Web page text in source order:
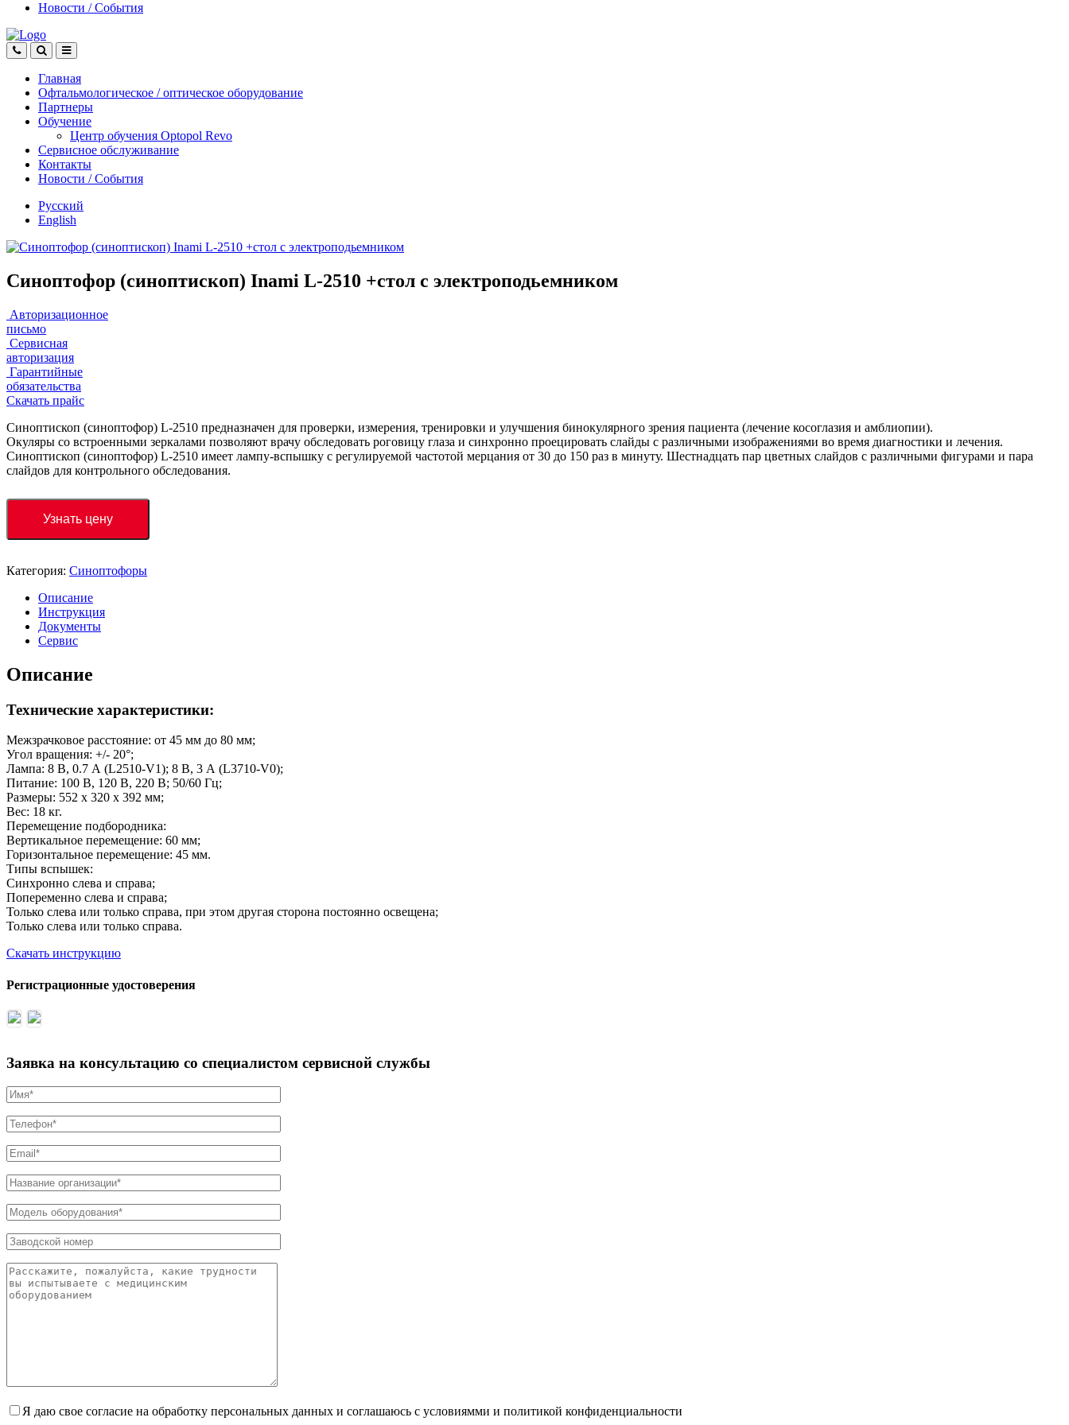
Новости / События
Главная
Офтальмологическое / оптическое оборудование
Партнеры
Обучение
Центр обучения Оptopol Revo
Сервисное обслуживание
Контакты
Новости / События
Русский
English
Синоптофор (синоптископ) Inami L-2510 +стол с электроподьемником
Авторизационное
письмо
Сервисная
авторизация
Гарантийные
обязательства
Скачать прайс
Синоптископ (синоптофор) L-2510 предназначен для проверки, измерения, тренировки и улучшения бинокулярного зрения пациента (лечение косоглазия и амблиопии).
Окуляры со встроенными зеркалами позволяют врачу обследовать роговицу глаза и синхронно проецировать слайды с различными изображениями во время диагностики и лечения.
Синоптископ (синоптофор) L-2510 имеет лампу-вспышку с регулируемой частотой мерцания от 30 до 150 раз в минуту. Шестнадцать пар цветных слайдов с различными фигурами и пара
слайдов для контрольного обследования.
Узнать цену
Категория: Синоптофоры
Описание
Инструкция
Документы
Сервис
Описание
Технические характеристики:
Межзрачковое расстояние: от 45 мм до 80 мм;
Угол вращения: +/- 20°;
Лампа: 8 В, 0.7 А (L2510-V1); 8 В, 3 А (L3710-V0);
Питание: 100 В, 120 В, 220 В; 50/60 Гц;
Размеры: 552 х 320 х 392 мм;
Вес: 18 кг.
Перемещение подбородника:
Вертикальное перемещение: 60 мм;
Горизонтальное перемещение: 45 мм.
Типы вспышек:
Синхронно слева и справа;
Попеременно слева и справа;
Только слева или только справа, при этом другая сторона постоянно освещена;
Только слева или только справа.
Скачать инструкцию
Регистрационные удостоверения
Заявка на консультацию со специалистом сервисной службы
Я даю свое согласие на обработку персональных данных и соглашаюсь с условиямми и политикой конфиденциальности